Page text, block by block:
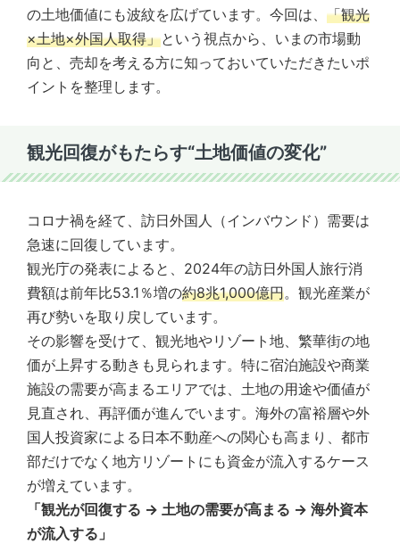
の土地価値にも波紋を広げています。今回は、 「観光
×土地×外国人取得」という視点から、いまの市場動
向と、売却を考える方に知っておいていただきたいポ
イントを整理します。
観光回復がもたらす“土地価値の変化”
コロナ禍を経て、訪日外国人（インバウンド）需要は
急速に回復しています。
観光庁の発表によると、2024年の訪日外国人旅行消
費額は前年比53.1％増の約8兆1,000億円。観光産業が
再び勢いを取り戻しています。
その影響を受けて、観光地やリゾート地、繁華街の地
価が上昇する動きも見られます。特に宿泊施設や商業
施設の需要が高まるエリアでは、土地の用途や価値が
見直され、再評価が進んでいます。海外の富裕層や外
国人投資家による日本不動産への関心も高まり、都市
部だけでなく地方リゾートにも資金が流入するケース
が増えています。
「観光が回復する → 土地の需要が高まる → 海外資本
が流入する」